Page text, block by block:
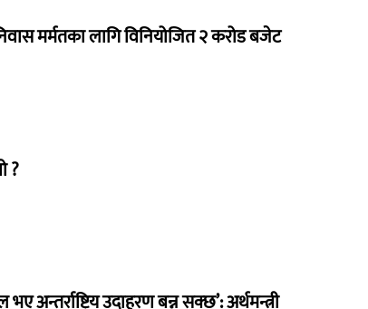
मर्मतका लागि विनियोजित २ करोड बजेट
?